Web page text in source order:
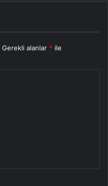
Gerekli alanlar * ile